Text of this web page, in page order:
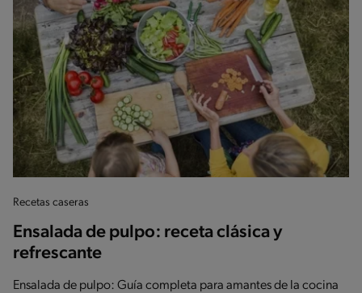
Recetas caseras
Ensalada de pulpo: receta clásica y
refrescante
Ensalada de pulpo: Guía completa para amantes de la cocina